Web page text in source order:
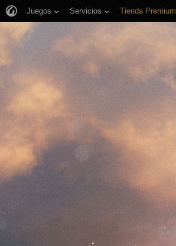
Juegos Servicios Tienda Premium